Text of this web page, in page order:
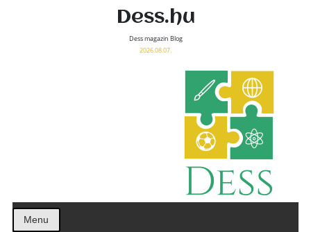
Dess.hu
Dess magazin Blog
2026.08.07.
Menu